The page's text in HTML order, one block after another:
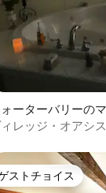
5つ星中4.97つ星
ーターバリーの
アパート
レッジ・オアシ
ゲストチョイス
ストチョイス